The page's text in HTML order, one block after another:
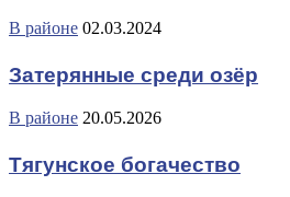
В районе 02.03.2024
Затерянные среди озёр
В районе 20.05.2026
Тягунское богачество